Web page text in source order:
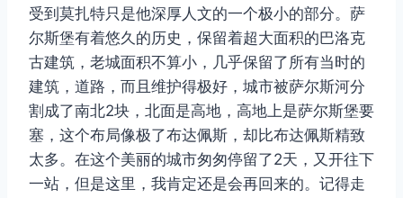
受到莫扎特只是他深厚人文的一个极小的部分。萨
尔斯堡有着悠久的历史，保留着超大面积的巴洛克
古建筑，老城面积不算小，几乎保留了所有当时的
建筑，道路，而且维护得极好，城市被萨尔斯河分
割成了南北2块，北面是高地，高地上是萨尔斯堡要
塞，这个布局像极了布达佩斯，却比布达佩斯精致
太多。在这个美丽的城市匆匆停留了2天，又开往下
一站，但是这里，我肯定还是会再回来的。记得走